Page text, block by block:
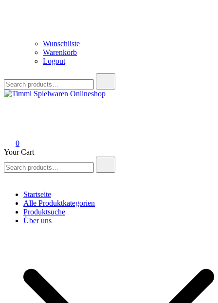
Wunschliste
Warenkorb
Logout
for:
0
Your Cart
for:
Startseite
Alle Produktkategorien
Produktsuche
Über uns